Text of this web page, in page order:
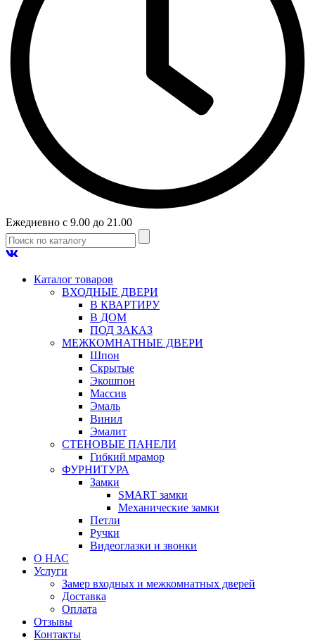
Ежедневно с 9.00 до 21.00
Каталог товаров
ВХОДНЫЕ ДВЕРИ
В КВАРТИРУ
В ДОМ
ПОД ЗАКАЗ
МЕЖКОМНАТНЫЕ ДВЕРИ
Шпон
Скрытые
Экошпон
Массив
Эмаль
Винил
Эмалит
СТЕНОВЫЕ ПАНЕЛИ
Гибкий мрамор
ФУРНИТУРА
Замки
SMART замки
Механические замки
Петли
Ручки
Видеоглазки и звонки
О НАС
Услуги
Замер входных и межкомнатных дверей
Доставка
Оплата
Отзывы
Контакты